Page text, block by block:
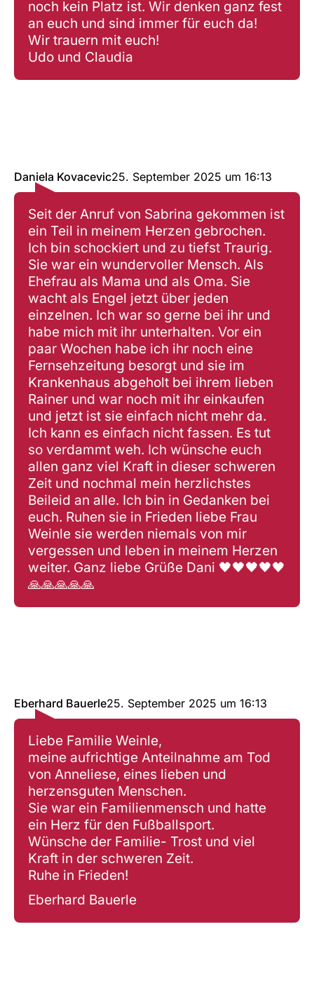
noch kein Platz ist. Wir denken ganz fest
an euch und sind immer für euch da!
Wir trauern mit euch!
Udo und Claudia
Daniela Kovacevic25. September 2025 um 16:13
Seit der Anruf von Sabrina gekommen ist
ein Teil in meinem Herzen gebrochen.
Ich bin schockiert und zu tiefst Traurig.
Sie war ein wundervoller Mensch. Als
Ehefrau als Mama und als Oma. Sie
wacht als Engel jetzt über jeden
einzelnen. Ich war so gerne bei ihr und
habe mich mit ihr unterhalten. Vor ein
paar Wochen habe ich ihr noch eine
Fernsehzeitung besorgt und sie im
Krankenhaus abgeholt bei ihrem lieben
Rainer und war noch mit ihr einkaufen
und jetzt ist sie einfach nicht mehr da.
Ich kann es einfach nicht fassen. Es tut
so verdammt weh. Ich wünsche euch
allen ganz viel Kraft in dieser schweren
Zeit und nochmal mein herzlichstes
Beileid an alle. Ich bin in Gedanken bei
euch. Ruhen sie in Frieden liebe Frau
Weinle sie werden niemals von mir
vergessen und leben in meinem Herzen
weiter. Ganz liebe Grüße Dani 🖤🖤🖤🖤🖤
🙏🙏🙏🙏🙏
Eberhard Bauerle25. September 2025 um 16:13
Liebe Familie Weinle,
meine aufrichtige Anteilnahme am Tod
von Anneliese, eines lieben und
herzensguten Menschen.
Sie war ein Familienmensch und hatte
ein Herz für den Fußballsport.
Wünsche der Familie- Trost und viel
Kraft in der schweren Zeit.
Ruhe in Frieden!
Eberhard Bauerle